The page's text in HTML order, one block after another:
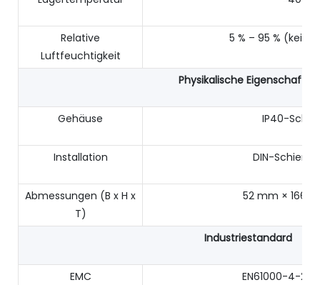
Relative
Luftfeuchtigkeit
5 % – 95 %
Physikalische Eigenschaften
Gehäuse IP40-
Installation DIN-
Abmessungen (B x H x
T)
52 mm × 166
Industriestandard
EMC
EN61000-4-2